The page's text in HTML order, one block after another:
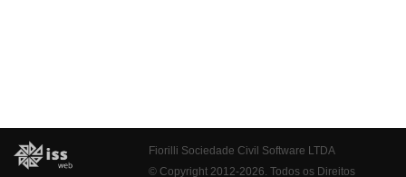
Fiorilli Sociedade Civil Software LTDA
© Copyright 2012-2026. Todos os Direitos